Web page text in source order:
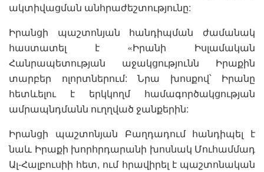
ակտիվացման անհրաժեշտությունը:
Իրանցի պաշտոնյան հանդիպման ժամանակ
հաստատել է «Իրանի Իսլամական
Հանրապետության աջակցությունն Իրաքին
տարբեր ոլորտներում: Նրա խոսքով՝ Իրանը
հետևելու է երկկողմ համագործակցության
ամրապնդմանն ուղղված ջանքերին:
Իրանցի պաշտոնյան Բաղդադում հանդիպել է
նաև Իրաքի խորհրդարանի խոսնակ Մուհամմադ
Ալ-Հալբուսիի հետ, ում հրավիրել է պաշտոնական